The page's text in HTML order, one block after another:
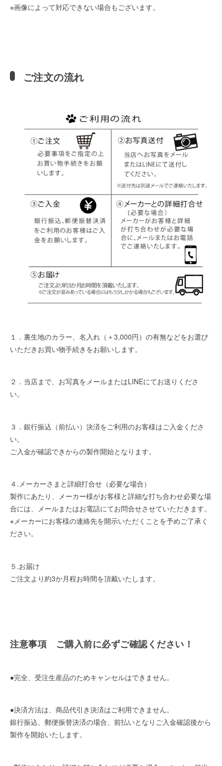
※画像によって対応できない場合もございます。
ご注文の流れ
１．裏生地のカラー、名入れ（＋3,000円）の有無などをお選び
いただきお買い物手続きをお願いします。
２．当店まで、お写真をメールまたはLINEにてお送りくださ
い。
３．銀行振込（前払い）決済をご利用のお客様はご入金くださ
い。
ご入金が確認できからの製作開始となります。
４.メーカーさまと詳細打合せ（必要な場合）
製作にあたり、メーカー様がお客様と詳細な打ち合わせ必要な場
合には、メールまたはお電話にてお問合せさせていただきます。
※メーカーにお客様の連絡先を開示いただくことを予めご了承く
ださい。
５.お届け
ご注文より約3か月程お時間を頂戴いたします。
注意事項 ご購入前に必ずご確認ください！
●完全、受注生産品のためキャンセルはできません。
●決済方法は、商品代引き決済はご利用できません。
銀行振込、郵便振替決済の場合、前払いとなりご入金確認後から
製作を開始いたします。